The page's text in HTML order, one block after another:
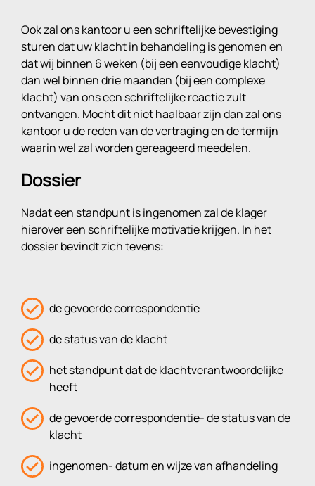
Ook zal ons kantoor u een schriftelijke bevestiging
sturen dat uw klacht in behandeling is genomen en
dat wij binnen 6 weken (bij een eenvoudige klacht)
dan wel binnen drie maanden (bij een complexe
klacht) van ons een schriftelijke reactie zult
ontvangen. Mocht dit niet haalbaar zijn dan zal ons
kantoor u de reden van de vertraging en de termijn
waarin wel zal worden gereageerd meedelen.
Dossier
Nadat een standpunt is ingenomen zal de klager
hierover een schriftelijke motivatie krijgen. In het
dossier bevindt zich tevens:
de gevoerde correspondentie
‍de status van de klacht
het standpunt dat de klachtverantwoordelijke
heeft
de gevoerde correspondentie- de status van de
klacht
ingenomen- datum en wijze van afhandeling